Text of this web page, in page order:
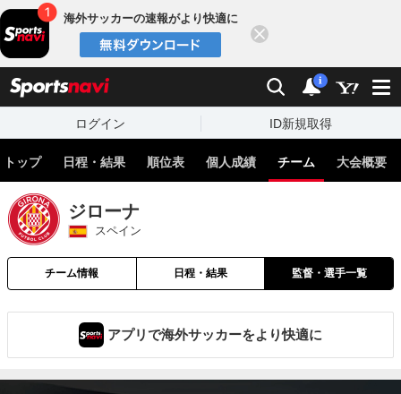
海外サッカーの速報がより快適に
検索 通知
i
ログイン ID新規取得
トップ 日程・結果 順位表 個人成績 チーム 大会概要
ジローナ
スペイン
チーム情報 日程・結果 監督・選手一覧
アプリで海外サッカーをより快適に